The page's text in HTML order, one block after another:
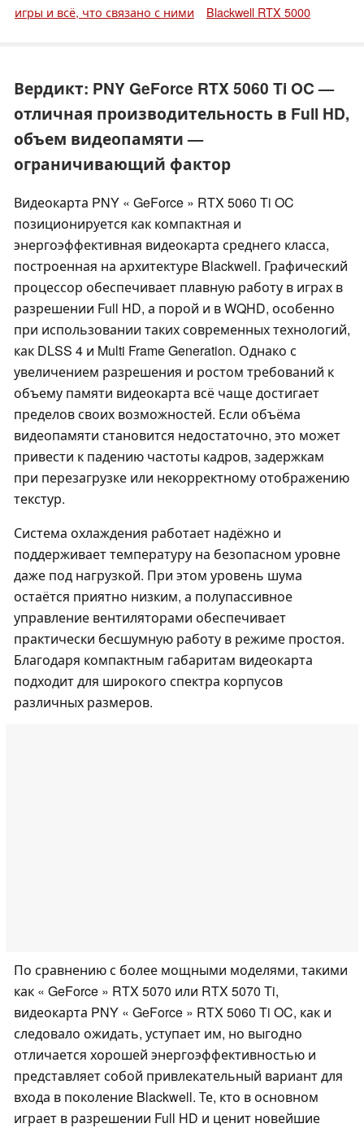
игры и всё, что связано с ними
Blackwell RTX 5000
Вердикт: PNY GeForce RTX 5060 Ti OC —
отличная производительность в Full HD,
объем видеопамяти —
ограничивающий фактор
Видеокарта PNY « GeForce » RTX 5060 Ti OC
позиционируется как компактная и
энергоэффективная видеокарта среднего класса,
построенная на архитектуре Blackwell. Графический
процессор обеспечивает плавную работу в играх в
разрешении Full HD, а порой и в WQHD, особенно
при использовании таких современных технологий,
как DLSS 4 и Multi Frame Generation. Однако с
увеличением разрешения и ростом требований к
объему памяти видеокарта всё чаще достигает
пределов своих возможностей. Если объёма
видеопамяти становится недостаточно, это может
привести к падению частоты кадров, задержкам
при перезагрузке или некорректному отображению
текстур.
Система охлаждения работает надёжно и
поддерживает температуру на безопасном уровне
даже под нагрузкой. При этом уровень шума
остаётся приятно низким, а полупассивное
управление вентиляторами обеспечивает
практически бесшумную работу в режиме простоя.
Благодаря компактным габаритам видеокарта
подходит для широкого спектра корпусов
различных размеров.
По сравнению с более мощными моделями, такими
как « GeForce » RTX 5070 или RTX 5070 Ti,
видеокарта PNY « GeForce » RTX 5060 Ti OC, как и
следовало ожидать, уступает им, но выгодно
отличается хорошей энергоэффективностью и
представляет собой привлекательный вариант для
входа в поколение Blackwell. Те, кто в основном
играет в разрешении Full HD и ценит новейшие